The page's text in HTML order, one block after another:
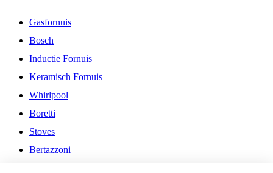
Gasfornuis
Bosch
Inductie Fornuis
Keramisch Fornuis
Whirlpool
Boretti
Stoves
Bertazzoni